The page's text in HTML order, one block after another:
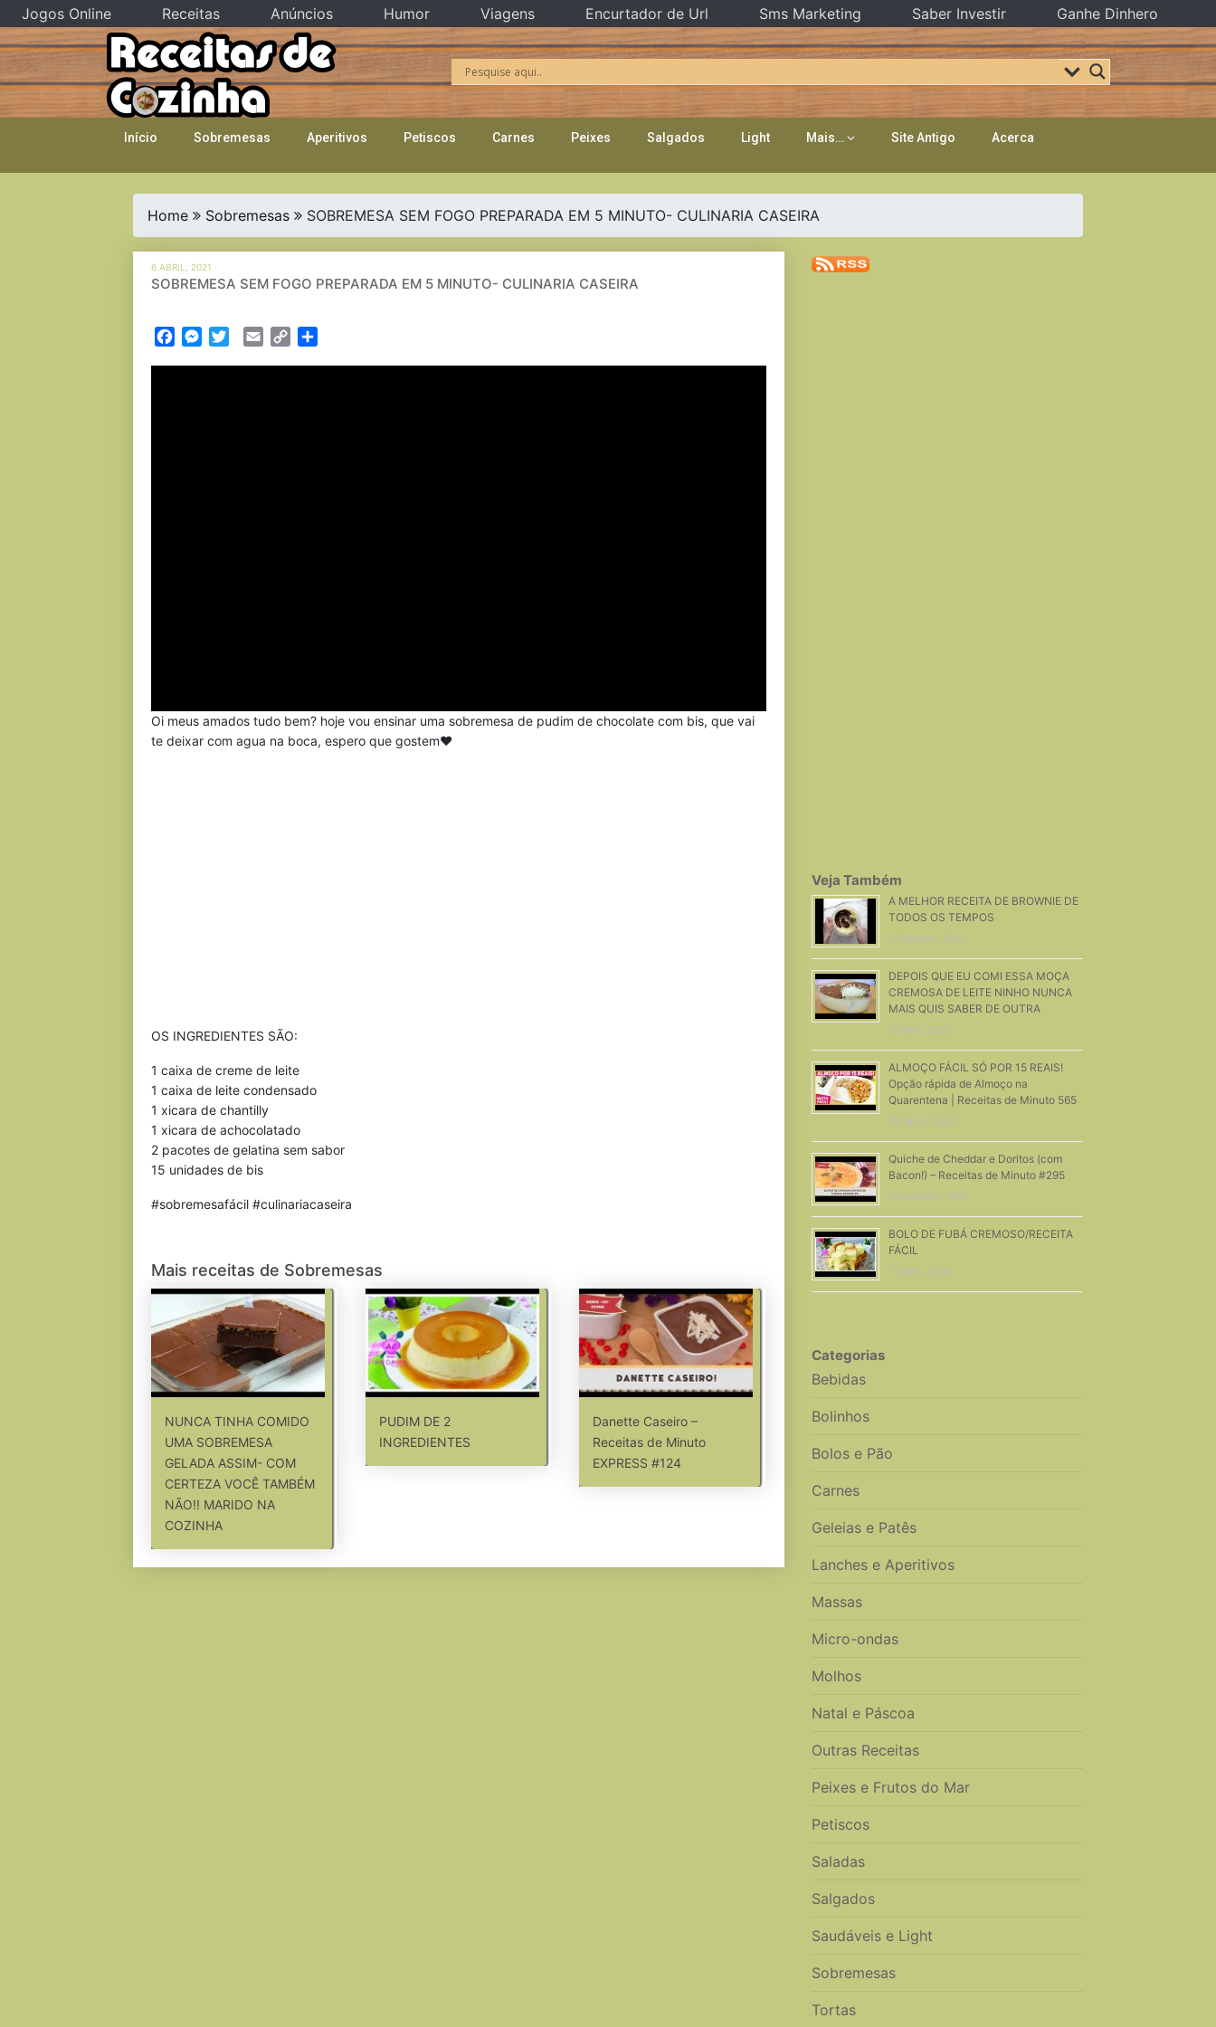
Skip
to
content
Início Sobremesas Aperitivos Petiscos Carnes Peixes Salgados Light Mais… Site Antigo Acerca
Home Sobremesas SOBREMESA SEM FOGO PREPARADA EM 5 MINUTO- CULINARIA CASEIRA
6 ABRIL, 2021
SOBREMESA SEM FOGO PREPARADA EM 5 MINUTO- CULINARIA CASEIRA
FacebookMessenger
TwitterEmail Copy
Oi meus amados tudo bem? hoje vou ensinar uma sobremesa de pudim de chocolate com bis, que vai
te deixar com agua na boca, espero que gostem♥
OS INGREDIENTES SÃO:
1 caixa de creme de leite
1 caixa de leite condensado
1 xicara de chantilly
1 xicara de achocolatado
2 pacotes de gelatina sem sabor
15 unidades de bis
#sobremesafácil #culinariacaseira
Mais receitas de Sobremesas
NUNCA TINHA COMIDO
UMA SOBREMESA
GELADA ASSIM- COM
CERTEZA VOCÊ TAMBÉM
NÃO!! MARIDO NA
COZINHA
PUDIM DE 2
INGREDIENTES
Danette Caseiro –
Receitas de Minuto
EXPRESS #124
Veja Também
A MELHOR RECEITA DE BROWNIE DE
TODOS OS TEMPOS
5 Outubro, 2022
DEPOIS QUE EU COMI ESSA MOÇA
CREMOSA DE LEITE NINHO NUNCA
MAIS QUIS SABER DE OUTRA
12 Abril, 2021
ALMOÇO FÁCIL SÓ POR 15 REAIS!
Opção rápida de Almoço na
Quarentena | Receitas de Minuto 565
30 Abril, 2020
Quiche de Cheddar e Doritos (com
Bacon!) – Receitas de Minuto #295
6 Fevereiro, 2017
BOLO DE FUBÁ CREMOSO/RECEITA
FÁCIL
7 Julho, 2016
Categorias
Bebidas
Bolinhos
Bolos e Pão
Carnes
Geleias e Patês
Lanches e Aperitivos
Massas
Micro-ondas
Molhos
Natal e Páscoa
Outras Receitas
Peixes e Frutos do Mar
Petiscos
Saladas
Salgados
Saudáveis e Light
Sobremesas
Tortas
Jogos Online Receitas Anúncios Humor Viagens Encurtador de Url Sms Marketing Saber Investir Ganhe Dinhero